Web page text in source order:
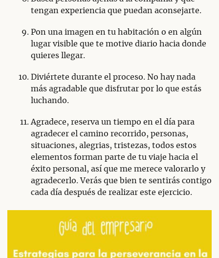
tengan experiencia que puedan aconsejarte.
Pon una imagen en tu habitación o en algún
lugar visible que te motive diario hacia donde
quieres llegar.
Diviértete durante el proceso. No hay nada
más agradable que disfrutar por lo que estás
luchando.
Agradece, reserva un tiempo en el día para
agradecer el camino recorrido, personas,
situaciones, alegrias, tristezas, todos estos
elementos forman parte de tu viaje hacia el
éxito personal, así que me merece valorarlo y
agradecerlo. Verás que bien te sentirás contigo
cada día después de realizar este ejercicio.